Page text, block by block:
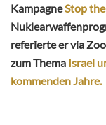
KampagneStop
referierte er via
zum Thema Israel
kommenden Jahre.